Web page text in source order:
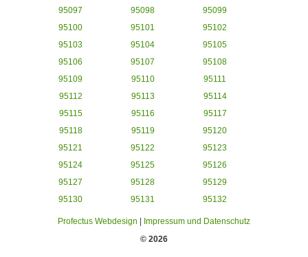
95097
95098
95099
95100
95101
95102
95103
95104
95105
95106
95107
95108
95109
95110
95111
95112
95113
95114
95115
95116
95117
95118
95119
95120
95121
95122
95123
95124
95125
95126
95127
95128
95129
95130
95131 95132
Profectus Webdesign
Impressum und Datenschutz
© 2026